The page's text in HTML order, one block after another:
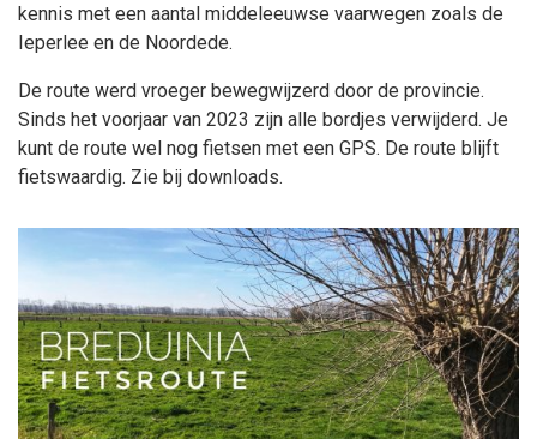
kennis met een aantal middeleeuwse vaarwegen zoals de
Ieperlee en de Noordede.
De route werd vroeger bewegwijzerd door de provincie.
Sinds het voorjaar van 2023 zijn alle bordjes verwijderd. Je
kunt de route wel nog fietsen met een GPS. De route blijft
fietswaardig. Zie bij downloads.